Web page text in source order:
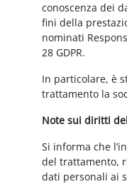
conoscenza dei
fini della
nominati
28 GDPR.
In particolare, è
trattamento la
Note sui diritti
Si informa che
del trattamento,
dati personali ai